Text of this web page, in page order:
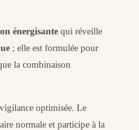
énergisante qui réveille
; elle est formulée pour
la combinaison
optimisée. Le
normale et participe à la